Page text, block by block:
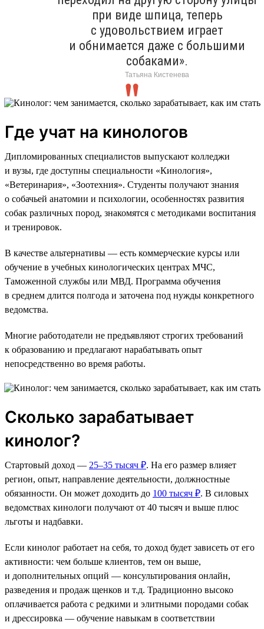
при виде шпица, теперь
с удовольствием играет
и обнимается даже с большими
собаками».
Татьяна Кистенева
Где учат на кинологов
Дипломированных специалистов выпускают колледжи
и вузы, где доступны специальности «Кинология»,
«Ветеринария», «Зоотехния». Студенты получают знания
о собачьей анатомии и психологии, особенностях развития
собак различных пород, знакомятся с методиками воспитания
и тренировок.
В качестве альтернативы — есть коммерческие курсы или
обучение в учебных кинологических центрах МЧС,
Таможенной службы или МВД. Программа обучения
в среднем длится полгода и заточена под нужды конкретного
ведомства.
Многие работодатели не предъявляют строгих требований
к образованию и предлагают нарабатывать опыт
непосредственно во время работы.
Сколько зарабатывает
кинолог?
Стартовый доход — 25–35 тысяч ₽. На его размер влияет
регион, опыт, направление деятельности, должностные
обязанности. Он может доходить до 100 тысяч ₽. В силовых
ведомствах кинологи получают от 40 тысяч и выше плюс
льготы и надбавки.
Если кинолог работает на себя, то доход будет зависеть от его
активности: чем больше клиентов, тем он выше,
и дополнительных опций — консультирования онлайн,
разведения и продаж щенков и т.д. Традиционно высоко
оплачивается работа с редкими и элитными породами собак
и дрессировка — обучение навыкам в соответствии